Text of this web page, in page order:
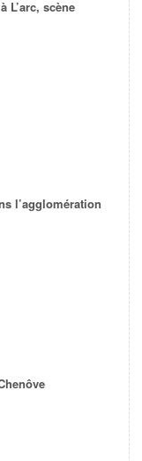
L’arc, scène
l’agglomération